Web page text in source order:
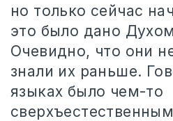
но только сейчас
это было дано
Очевидно, что они
знали их раньше.
языках было чем-то